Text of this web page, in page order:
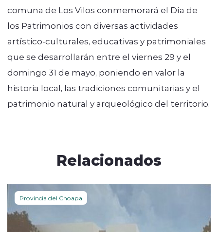
comuna de Los Vilos conmemorará el Día de
los Patrimonios con diversas actividades
artístico-culturales, educativas y patrimoniales
que se desarrollarán entre el viernes 29 y el
domingo 31 de mayo, poniendo en valor la
historia local, las tradiciones comunitarias y el
patrimonio natural y arqueológico del territorio.
Relacionados
Provincia del Choapa